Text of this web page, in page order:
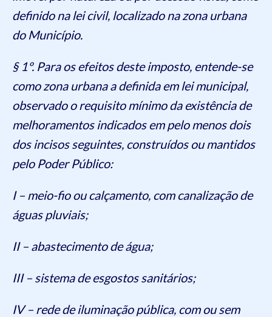
definido na lei civil, localizado na zona urbana
do Município.
§ 1º. Para os efeitos deste imposto, entende-se
como zona urbana a definida em lei municipal,
observado o requisito mínimo da existência de
melhoramentos indicados em pelo menos dois
dos incisos seguintes, construídos ou mantidos
pelo Poder Público:
I – meio-fio ou calçamento, com canalização de
águas pluviais;
II – abastecimento de água;
III – sistema de esgostos sanitários;
IV – rede de iluminação pública, com ou sem